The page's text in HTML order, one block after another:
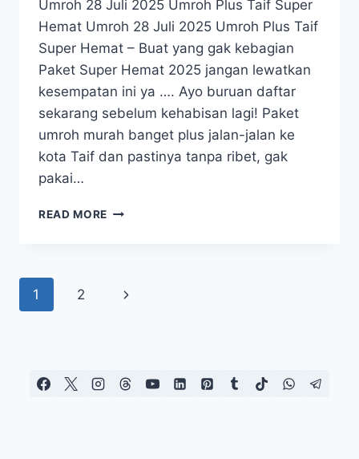
Umroh 28 Juli 2025 Umroh Plus Taif Super
Hemat Umroh 28 Juli 2025 Umroh Plus Taif
Super Hemat – Buat yang gak kebagian
Paket Super Hemat 2025 jangan lewatkan
kesempatan ini ya …. Ayo buruan daftar
sekarang sebelum kehabisan lagi! Paket
umroh murah banget plus jalan-jalan ke
kota Taif dan pastinya tanpa ribet, gak
pakai…
READ MORE UMROH
PLUS
Page
1 2
Next